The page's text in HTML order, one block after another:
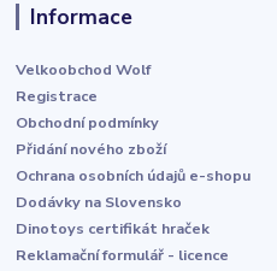
Informace
Velkoobchod Wolf
Registrace
Obchodní podmínky
Přidání nového zboží
Ochrana osobních údajů e-shopu
Dodávky na Slovensko
Dinotoys certifikát hraček
Reklamační formulář - licence